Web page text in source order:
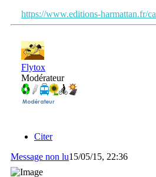
https://www.editions-harmattan.fr/
Flytox
Modérateur
Citer
Message non lu15/05/15, 22:36